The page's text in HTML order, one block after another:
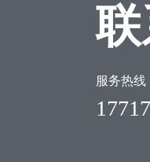
联
服务热线